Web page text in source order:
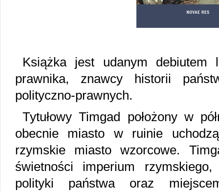
Książka jest udanym debiutem
prawnika, znawcy historii
polityczno-prawnych.
Tytułowy Timgad położony w
obecnie miasto w ruinie
rzymskie miasto wzorcowe.
świetności imperium
polityki państwa oraz